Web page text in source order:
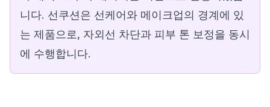
니다. 선쿠션은 선케어와 메이크업의 경계에 있
는 제품으로, 자외선 차단과 피부 톤 보정을 동시
에 수행합니다.